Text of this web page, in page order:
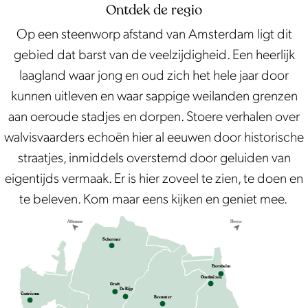
m
e
n
Ontdek de regio
Op een steenworp afstand van Amsterdam ligt dit
gebied dat barst van de veelzijdigheid. Een heerlijk
laagland waar jong en oud zich het hele jaar door
kunnen uitleven en waar sappige weilanden grenzen
aan oeroude stadjes en dorpen. Stoere verhalen over
walvisvaarders echoën hier al eeuwen door historische
straatjes, inmiddels overstemd door geluiden van
eigentijds vermaak. Er is hier zoveel te zien, te doen en
te beleven. Kom maar eens kijken en geniet mee.
Castricum
Schermer
Alkmaar Hoorn
De Rijp
Graft
Beemster
Oosthuizen
Etersheim